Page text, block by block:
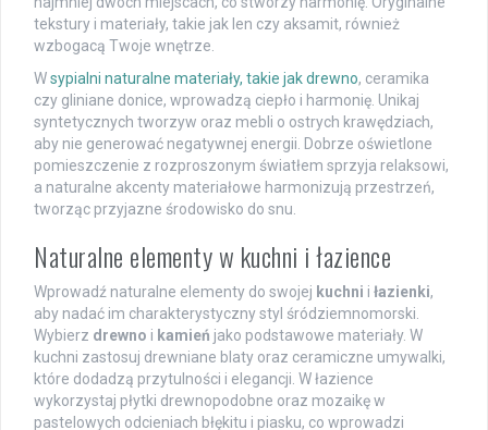
tekstury i materiały, takie jak len czy aksamit, również
wzbogacą Twoje wnętrze.
Wsypialni naturalne materiały, takie jak drewno, ceramika
czy gliniane donice, wprowadzą ciepło i harmonię. Unikaj
syntetycznych tworzyw oraz mebli o ostrych krawędziach,
aby nie generować negatywnej energii. Dobrze oświetlone
pomieszczenie z rozproszonym światłem sprzyja relaksowi,
a naturalne akcenty materiałowe harmonizują przestrzeń,
tworząc przyjazne środowisko do snu.
Naturalne elementy w kuchni i łazience
Wprowadź naturalne elementy do swojej kuchni i łazienki,
aby nadać im charakterystyczny styl śródziemnomorski.
Wybierz drewno i kamień jako podstawowe materiały. W
kuchni zastosuj drewniane blaty oraz ceramiczne umywalki,
które dodadzą przytulności i elegancji. W łazience
wykorzystaj płytki drewnopodobne oraz mozaikę w
pastelowych odcieniach błękitu i piasku, co wprowadzi